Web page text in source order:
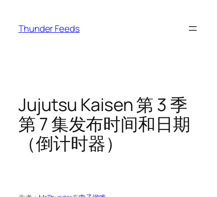
Thunder Feeds
Jujutsu Kaisen 第 3 季
第 7 集发布时间和日期
（倒计时器）